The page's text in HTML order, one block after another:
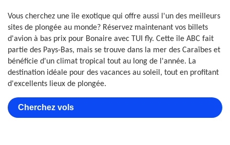
Vous cherchez une île exotique qui offre aussi l'un des meilleurs
sites de plongée au monde? Réservez maintenant vos billets
d'avion à bas prix pour Bonaire avec TUI fly. Cette île ABC fait
partie des Pays-Bas, mais se trouve dans la mer des Caraïbes et
bénéficie d'un climat tropical tout au long de l'année. La
destination idéale pour des vacances au soleil, tout en profitant
d'excellents lieux de plongée.
Cherchez vols